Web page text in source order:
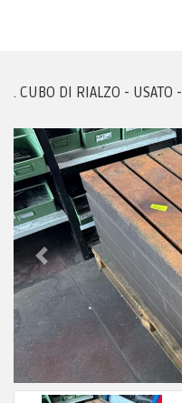
/ /
. CUBO DI RIALZO - USATO -
Previous